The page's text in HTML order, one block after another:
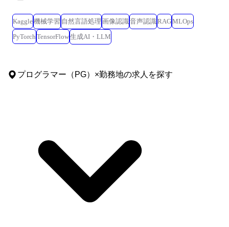
Kaggle機械学習 自然言語処理 画像認識 音声認識 RAGMLOps
PyTorch TensorFlow生成AI・LLM
プログラマー（PG） ×勤務地の求人を探す